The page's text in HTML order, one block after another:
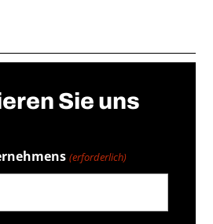
Sie uns
(erforderlich)